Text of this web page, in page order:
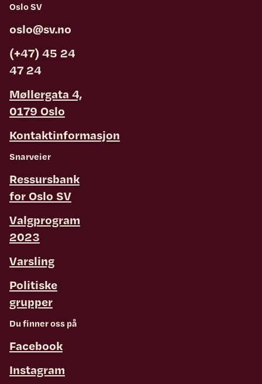
Oslo SV
oslo@sv.no
(+47) 45 24
47 24
Møllergata 4,
0179 Oslo
Kontaktinformasjon
Snarveier
Ressursbank
for Oslo SV
Valgprogram
2023
Varsling
Politiske
grupper
Du finner oss på
Facebook
Instagram